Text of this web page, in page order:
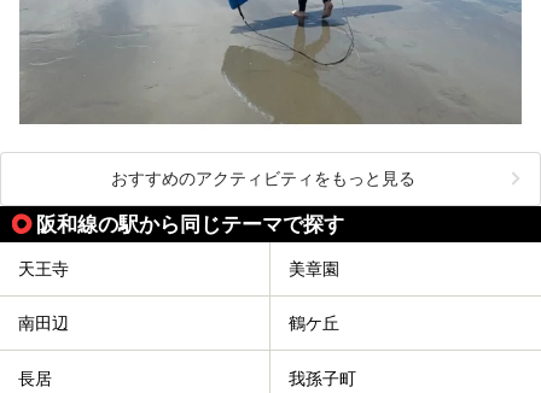
おすすめのアクティビティをもっと見る
阪和線の駅から同じテーマで探す
天王寺 美章園
南田辺 鶴ケ丘
長居 我孫子町